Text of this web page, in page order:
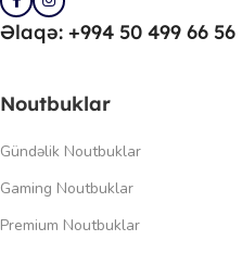
Əlaqə: +994 50 499 66 56
Noutbuklar
Gündəlik Noutbuklar
Gaming Noutbuklar
Premium Noutbuklar